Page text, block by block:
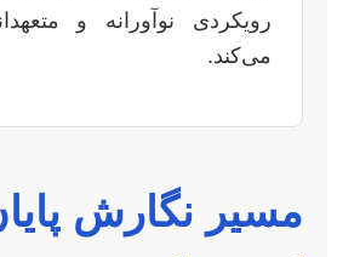
رویکردی نوآورانه و
می‌کند.
مسیر نگارش